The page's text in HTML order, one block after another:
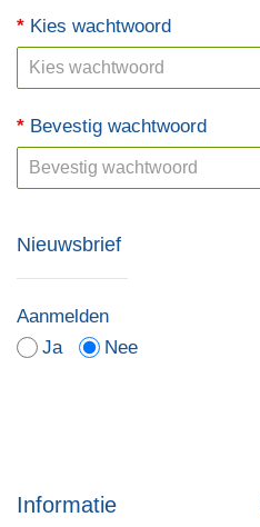
Kies wachtwoord
Bevestig wachtwoord
Nieuwsbrief
Aanmelden
Ja
Nee
Informatie